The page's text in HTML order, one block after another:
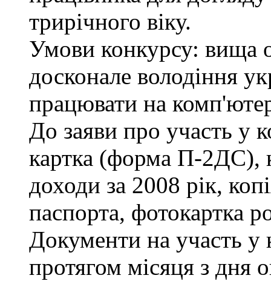
трирічного віку.
Умови конкурсу: вища
досконале володіння
працювати на
До заяви про участь у
картка (форма П-2ДС),
доходи за 2008 рік,
паспорта, фотокартка
Документи на участь у
протягом місяця з дня